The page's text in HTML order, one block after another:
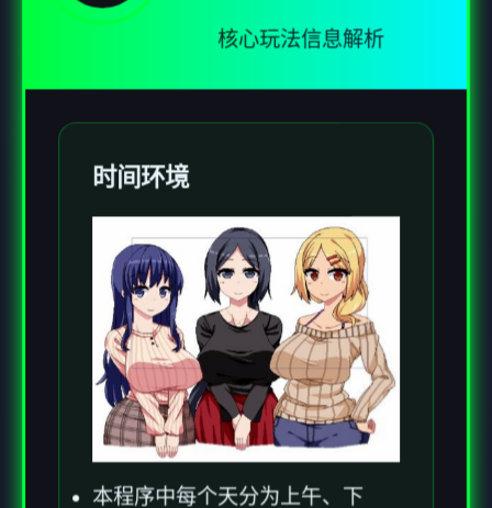
核心玩法信息解析
时间环境
本程序中每个天分为上午、下